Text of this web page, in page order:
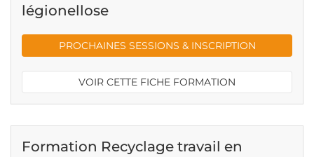
légionellose
PROCHAINES SESSIONS & INSCRIPTION
VOIR CETTE FICHE FORMATION
Formation Recyclage travail en